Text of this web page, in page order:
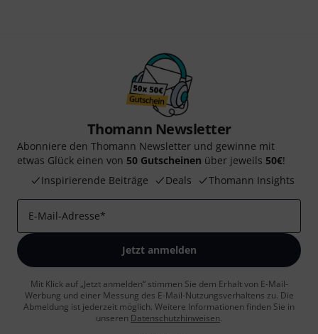
Thomann Newsletter
Abonniere den Thomann Newsletter und gewinne mit
etwas Glück einen von 50 Gutscheinen über jeweils 50€!
Inspirierende Beiträge
Deals Thomann Insights
E-Mail-Adresse*
Jetzt anmelden
Mit Klick auf „Jetzt anmelden“ stimmen Sie dem Erhalt von E-Mail-
Werbung und einer Messung des E-Mail-Nutzungsverhaltens zu. Die
Abmeldung ist jederzeit möglich. Weitere Informationen finden Sie in
unseren Datenschutzhinweisen.